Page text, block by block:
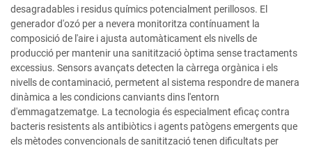
desagradables i residus químics potencialment perillosos. El
generador d'ozó per a nevera monitoritza contínuament la
composició de l'aire i ajusta automàticament els nivells de
producció per mantenir una sanitització òptima sense tractaments
excessius. Sensors avançats detecten la càrrega orgànica i els
nivells de contaminació, permetent al sistema respondre de manera
dinàmica a les condicions canviants dins l'entorn
d'emmagatzematge. La tecnologia és especialment eficaç contra
bacteris resistents als antibiòtics i agents patògens emergents que
els mètodes convencionals de sanitització tenen dificultats per